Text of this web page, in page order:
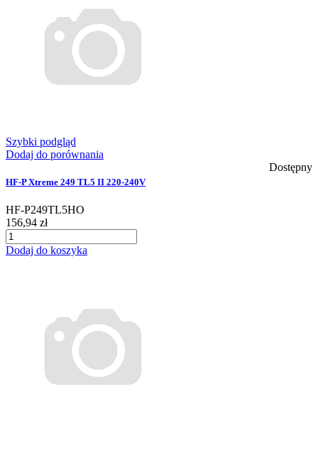
Szybki podgląd
Dodaj do porównania
Dostępny
HF-P Xtreme 249 TL5 II 220-240V
HF-P249TL5HO
156,94 zł
Dodaj do koszyka